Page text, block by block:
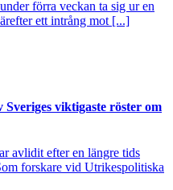
förra veckan ta sig ur en
ett intrång mot [...]
viktigaste röster om
avlidit efter en längre tids
forskare vid Utrikespolitiska